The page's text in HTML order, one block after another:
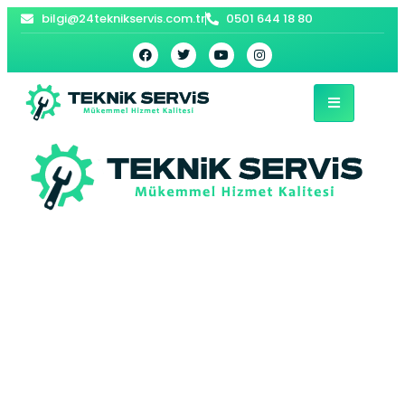
bilgi@24teknikservis.com.tr 0501 644 18 80